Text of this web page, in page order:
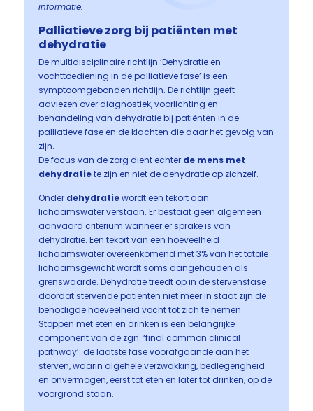
informatie.
Palliatieve zorg bij patiënten met
dehydratie
De multidisciplinaire richtlijn ‘Dehydratie en
vochttoediening in de palliatieve fase’ is een
symptoomgebonden richtlijn. De richtlijn geeft
adviezen over diagnostiek, voorlichting en
behandeling van dehydratie bij patiënten in de
palliatieve fase en de klachten die daar het gevolg van
zijn.
De focus van de zorg dient echter de mens met
dehydratiete zijn en niet de dehydratie op zichzelf.
Onder dehydratiewordt een tekort aan
lichaamswater verstaan. Er bestaat geen algemeen
aanvaard criterium wanneer er sprake is van
dehydratie. Een tekort van een hoeveelheid
lichaamswater overeenkomend met 3% van het totale
lichaamsgewicht wordt soms aangehouden als
grenswaarde. Dehydratie treedt op in de stervensfase
doordat stervende patiënten niet meer in staat zijn de
benodigde hoeveelheid vocht tot zich te nemen.
Stoppen met eten en drinken is een belangrijke
component van de zgn. ‘final common clinical
pathway’: de laatste fase voorafgaande aan het
sterven, waarin algehele verzwakking, bedlegerigheid
en onvermogen, eerst tot eten en later tot drinken, op de
voorgrond staan.